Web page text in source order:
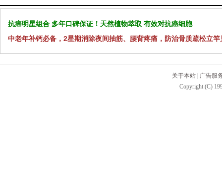
抗癌明星组合 多年口碑保证！天然植物萃取 有效对抗癌细胞
中老年补钙必备，2星期消除夜间抽筋、腰背疼痛，防治骨质疏松立竿
关于本站 | 广告服
Copyright (C)